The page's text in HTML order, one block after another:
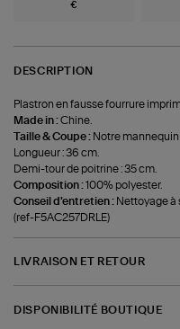
€
DESCRIPTION
Plastron en fausse fourrure
Made in :Chine.
Taille & Coupe : Notre mannequin
Longueur : 36 cm.
Demi-tour de poitrine : 35 cm.
Composition :100% polyester.
Conseil d'entretien : Nettoyage à
(ref-F5AC257DRLE)
LIVRAISON ET RETOUR
DISPONIBILITÉ BOUTIQUE